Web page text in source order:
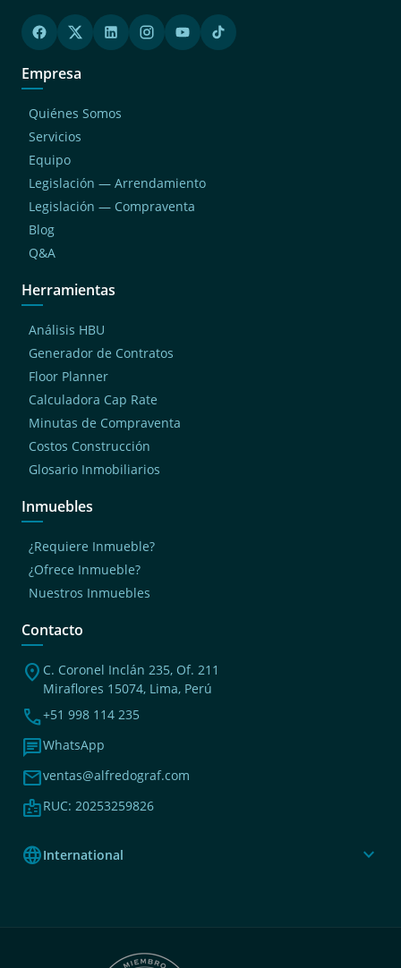
Empresa
Quiénes Somos
Servicios
Equipo
Legislación — Arrendamiento
Legislación — Compraventa
Blog
Q&A
Herramientas
Análisis HBU
Generador de Contratos
Floor Planner
Calculadora Cap Rate
Minutas de Compraventa
Costos Construcción
Glosario Inmobiliarios
Inmuebles
¿Requiere Inmueble?
¿Ofrece Inmueble?
Nuestros Inmuebles
Contacto
location_on C. Coronel Inclán 235, Of. 211
Miraflores 15074, Lima, Perú
phone+51 998 114 235
chatWhatsApp
mailventas@alfredograf.com
badgeRUC: 20253259826
languageInternational expand_more